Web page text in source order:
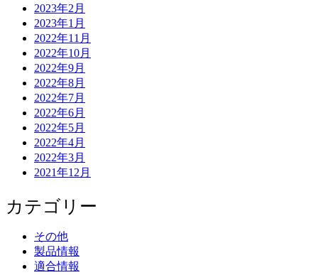
2023年2月
2023年1月
2022年11月
2022年10月
2022年9月
2022年8月
2022年7月
2022年6月
2022年5月
2022年4月
2022年3月
2021年12月
カテゴリー
その他
製品情報
適合情報